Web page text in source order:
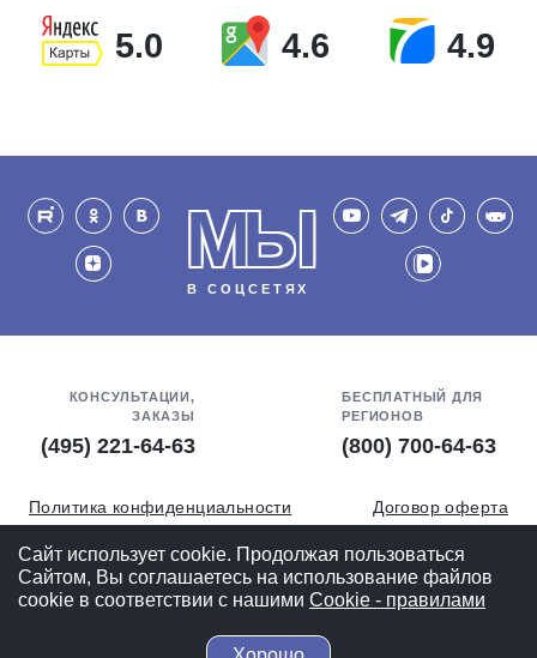
5.0 4.6 4.9
МЫ
В СОЦСЕТЯХ
КОНСУЛЬТАЦИИ,
ЗАКАЗЫ
(495) 221-64-63
БЕСПЛАТНЫЙ ДЛЯ
РЕГИОНОВ
(800) 700-64-63
Политика конфиденциальности
Договор оферта
Обработка персональных данных
СОУТ
Полная версия
Сайт использует cookie. Продолжая пользоваться
Сайтом, Вы соглашаетесь на использование файлов
cookie в соответствии с нашими Cookiе - правилами